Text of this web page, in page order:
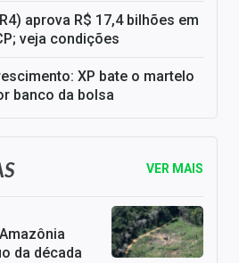
aprova R$ 17,4 bilhões em
veja condições
XP bate o martelo
banco da bolsa
VER MAIS
da década